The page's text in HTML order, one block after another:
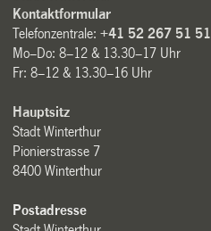
Kontaktformular
Telefonzentrale:+41 52 267 51 51
Mo–Do: 8–12 & 13.30–17 Uhr
Fr: 8–12 & 13.30–16 Uhr
Hauptsitz
Stadt Winterthur
Pionierstrasse 7
8400 Winterthur
Postadresse